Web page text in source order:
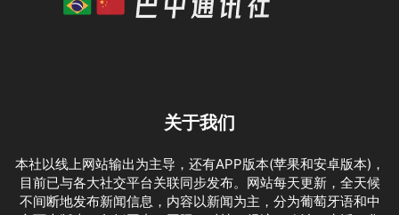
关于我们
本社以线上网站输出为主导，还有APP版本(苹果和安卓版本)，
目前已与各大社交平台关联同步发布。网站每天更新，全天候
不间断地发布新闻信息，内容以新闻为主，分为葡萄牙语和中